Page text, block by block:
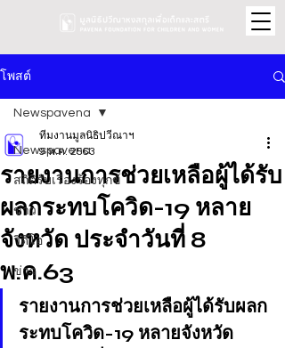
โพสต์
Newspavena
สถิติรับเรื่องร้องทุกข์
ข่าว
วิดีโอ
ข่าว
Newspavena
รายงานการช่วยเหลือผู้ได้รับ
ผลกระทบโควิด-19 หลาย
จังหวัด ประจำวันที่ 8
พ.ค.63
ทีมงานมูลนิธิปวีณาฯ
9 พ.ค. 2563
รายงานการช่วยเหลือผู้ได้รับผลก
ระทบโควิด-19 หลายจังหวัด